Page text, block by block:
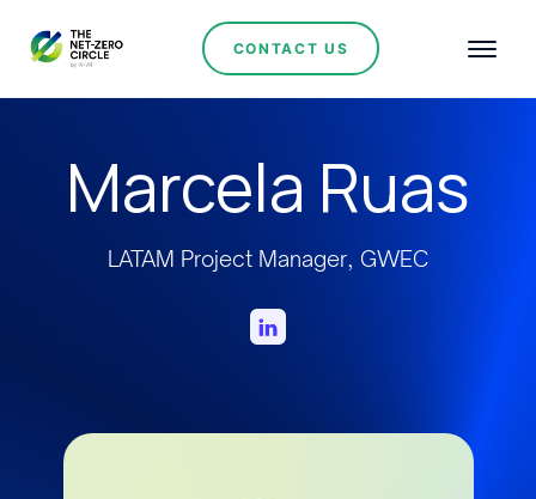
CONTACT US
Marcela Ruas
LATAM Project Manager, GWEC